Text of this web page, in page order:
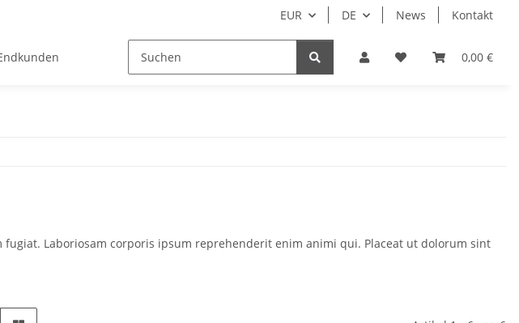
EUR DE News Kontakt
0,00 €
Laboriosam corporis ipsum reprehenderit enim animi qui. Placeat ut dolorum sint